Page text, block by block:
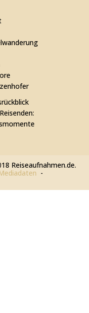
Reiseaufnahmen.de.
-